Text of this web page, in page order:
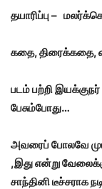
தயாரிப்பு –
கதை,
படம் பற்றி
அவரைப் போலவே
,இது என்று
சாந்தினி டீச்சராக